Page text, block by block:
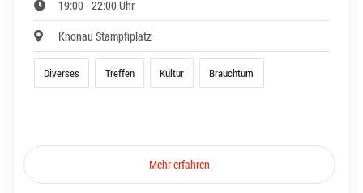
19:00 - 22:00 Uhr
Knonau Stampfiplatz
Diverses Treffen Kultur Brauchtum
Mehr erfahren